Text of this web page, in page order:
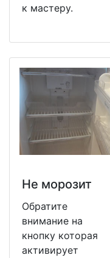
к мастеру.
Не морозит
Обратите
внимание на
кнопку которая
активирует